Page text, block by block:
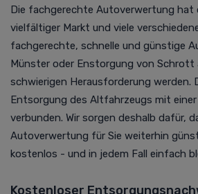
Die fachgerechte Autoverwertung hat
vielfältiger Markt und viele
fachgerechte, schnelle und günstige
Münster oder Enstorgung von
schwierigen Herausforderung werden.
Entsorgung des Altfahrzeugs mit
verbunden. Wir sorgen deshalb dafür,
Autoverwertung für Sie weiterhin
kostenlos - und in jedem Fall einfach
Kostenloser